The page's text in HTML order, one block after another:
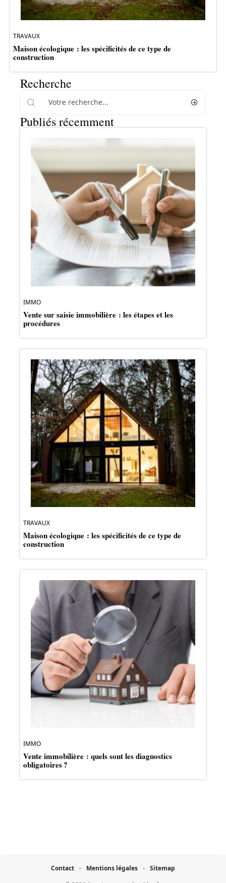
TRAVAUX
Maison écologique : les spécificités de ce type de
construction
Recherche
Publiés récemment
IMMO
Vente sur saisie immobilière : les étapes et les
procédures
TRAVAUX
Maison écologique : les spécificités de ce type de
construction
IMMO
Vente immobilière : quels sont les diagnostics
obligatoires ?
Contact Mentions légales Sitemap